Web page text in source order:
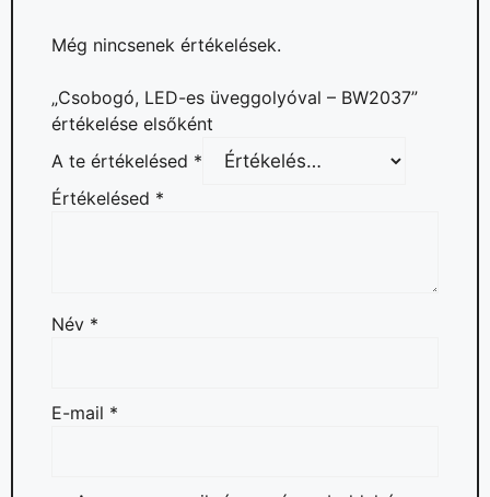
Még nincsenek értékelések.
„Csobogó, LED-es üveggolyóval – BW2037”
értékelése elsőként
A te értékelésed *
Értékelésed *
Név *
E-mail *